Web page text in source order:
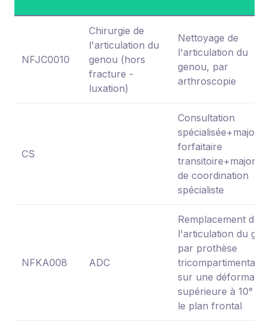
NFJC0010
Chirurgie de
l'articulation du
genou (hors
fracture -
luxation)
Nettoyage de
l'articulation du
genou, par
arthroscopie
CS
Consultation
forfaitaire
de coordination
spécialiste
NFKA008 ADC
Remplacement de
l'articulation du
par prothèse
tricompartimentaire
sur une
supérieure à 10°
le plan frontal